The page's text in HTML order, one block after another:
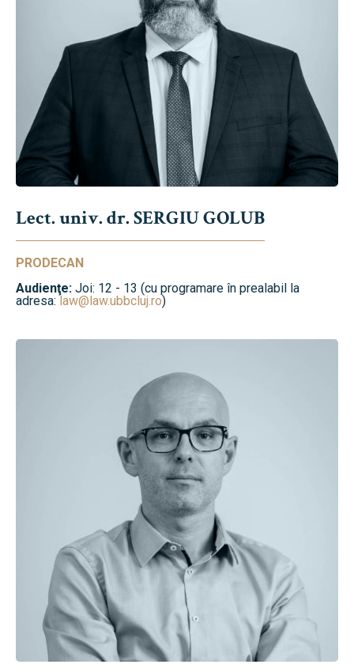
Lect. univ. dr. SERGIU GOLUB
PRODECAN
Audienţe: Joi: 12 - 13 (cu programare în prealabil la
adresa:law@law.ubbcluj.ro)